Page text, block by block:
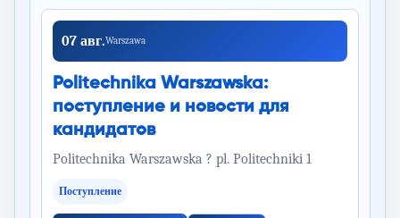
07 авг.Warszawa
Politechnika Warszawska:
поступление и новости для
кандидатов
Politechnika Warszawska ? pl. Politechniki 1
Поступление